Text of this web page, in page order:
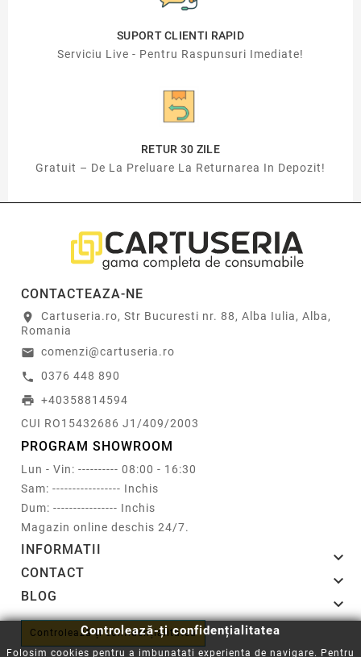
SUPORT CLIENTI RAPID
Serviciu Live - Pentru Raspunsuri Imediate!
RETUR 30 ZILE
Gratuit – De La Preluare La Returnarea In Depozit!
CONTACTEAZA-NE
location_on
Cartuseria.ro, Str Bucuresti nr. 88, Alba Iulia, Alba,
Romania
email comenzi@cartuseria.ro
call 0376 448 890
print +40358814594
CUI RO15432686 J1/409/2003
PROGRAM SHOWROOM
Lun - Vin: ---------- 08:00 - 16:30
Sam: ----------------- Inchis
Dum: ---------------- Inchis
Magazin online deschis 24/7.
INFORMATII 
CONTACT 
BLOG 
Controlează-ți confidențialitatea
Controlează-ți confidențialitatea
Folosim cookies pentru a imbunatati experienta de navigare. Pentru